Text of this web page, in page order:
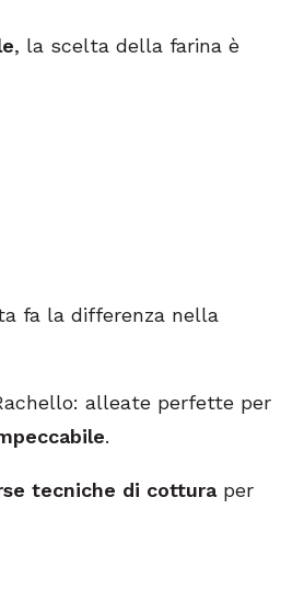
, la scelta della farina è
fa la differenza nella
alleate perfette per
.
tecniche di cotturaper